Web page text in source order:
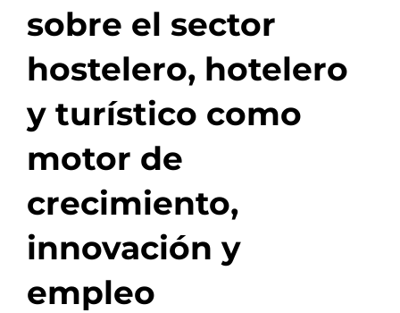
sobre el sector
hostelero, hotelero
y turístico como
motor de
crecimiento,
innovación y
empleo